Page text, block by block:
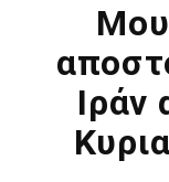
Ιράν